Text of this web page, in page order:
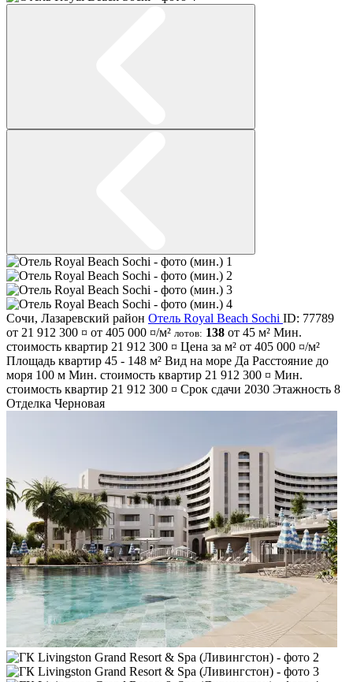
Сочи, Лазаревский район Отель Royal Beach Sochi ID: 77789
от 21 912 300 ¤ от 405 000 ¤/м² лотов: 138 от 45 м² Мин.
стоимость квартир 21 912 300 ¤ Цена за м² от 405 000 ¤/м²
Площадь квартир 45 - 148 м² Вид на море Да Расстояние до
моря 100 м Мин. стоимость квартир 21 912 300 ¤ Мин.
стоимость квартир 21 912 300 ¤ Срок сдачи 2030 Этажность 8
Отделка Черновая